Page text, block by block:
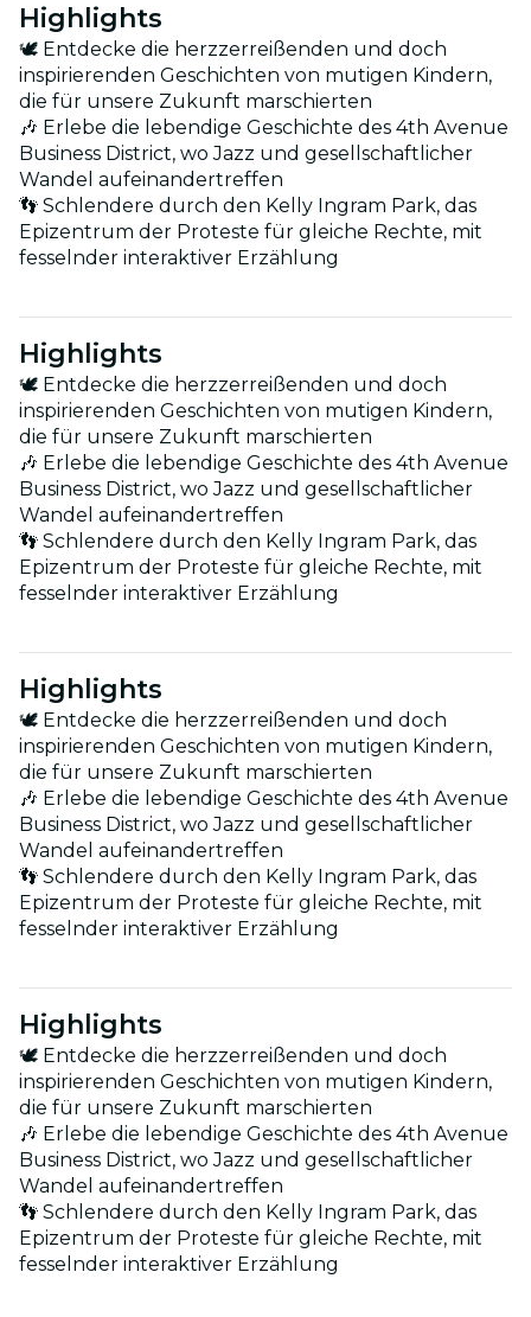
Highlights
🕊 Entdecke die herzzerreißenden und doch
inspirierenden Geschichten von mutigen Kindern,
die für unsere Zukunft marschierten
🎶 Erlebe die lebendige Geschichte des 4th Avenue
Business District, wo Jazz und gesellschaftlicher
Wandel aufeinandertreffen
👣 Schlendere durch den Kelly Ingram Park, das
Epizentrum der Proteste für gleiche Rechte, mit
fesselnder interaktiver Erzählung
Highlights
🕊 Entdecke die herzzerreißenden und doch
inspirierenden Geschichten von mutigen Kindern,
die für unsere Zukunft marschierten
🎶 Erlebe die lebendige Geschichte des 4th Avenue
Business District, wo Jazz und gesellschaftlicher
Wandel aufeinandertreffen
👣 Schlendere durch den Kelly Ingram Park, das
Epizentrum der Proteste für gleiche Rechte, mit
fesselnder interaktiver Erzählung
Highlights
🕊 Entdecke die herzzerreißenden und doch
inspirierenden Geschichten von mutigen Kindern,
die für unsere Zukunft marschierten
🎶 Erlebe die lebendige Geschichte des 4th Avenue
Business District, wo Jazz und gesellschaftlicher
Wandel aufeinandertreffen
👣 Schlendere durch den Kelly Ingram Park, das
Epizentrum der Proteste für gleiche Rechte, mit
fesselnder interaktiver Erzählung
Highlights
🕊 Entdecke die herzzerreißenden und doch
inspirierenden Geschichten von mutigen Kindern,
die für unsere Zukunft marschierten
🎶 Erlebe die lebendige Geschichte des 4th Avenue
Business District, wo Jazz und gesellschaftlicher
Wandel aufeinandertreffen
👣 Schlendere durch den Kelly Ingram Park, das
Epizentrum der Proteste für gleiche Rechte, mit
fesselnder interaktiver Erzählung